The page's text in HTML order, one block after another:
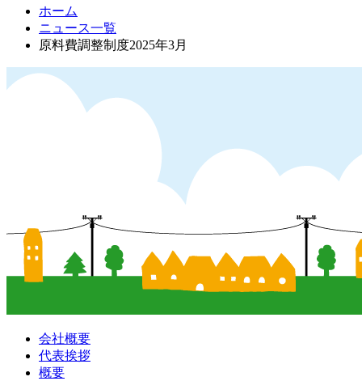
ホーム
ニュース一覧
原料費調整制度2025年3月
会社概要
代表挨拶
概要